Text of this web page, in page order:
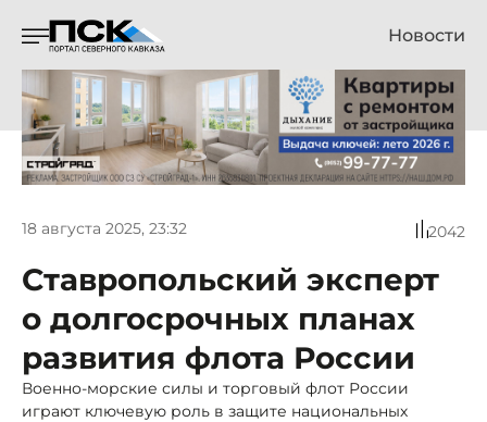
Новости
18 августа 2025, 23:32 2042
Ставропольский эксперт
о долгосрочных планах
развития флота России
Военно-морские силы и торговый флот России
играют ключевую роль в защите национальных